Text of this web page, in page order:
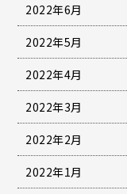
2022年6月
2022年5月
2022年4月
2022年3月
2022年2月
2022年1月